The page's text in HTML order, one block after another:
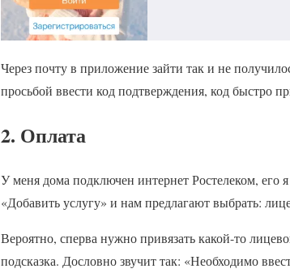
Через почту в приложение зайти так и не
просьбой ввести код подтверждения, код
2. Оплата
У меня дома подключен интернет Ростелеком,
«Добавить услугу» и нам предлагают выбрать:
Вероятно, сперва нужно привязать какой-то
подсказка. Дословно звучит так: «Необходимо